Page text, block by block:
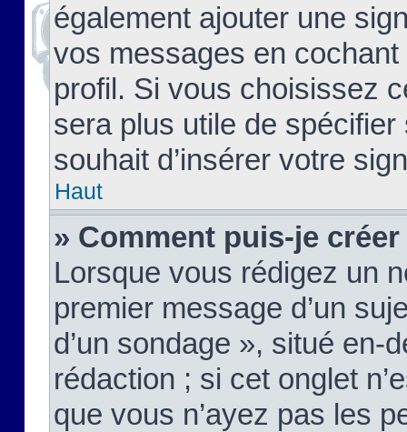
également ajouter une
vos messages en
profil. Si vous choisissez
sera plus utile de
souhait d’insérer votre
Haut
» Comment puis-je
Lorsque vous rédigez un
premier message d’un
d’un sondage », situé en-
rédaction ; si cet onglet
que vous n’ayez pas les